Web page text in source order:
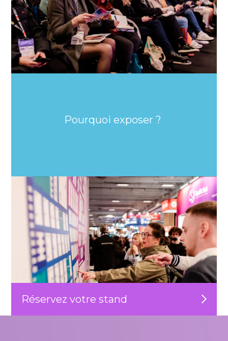
Pourquoi exposer ?
Réservez votre stand